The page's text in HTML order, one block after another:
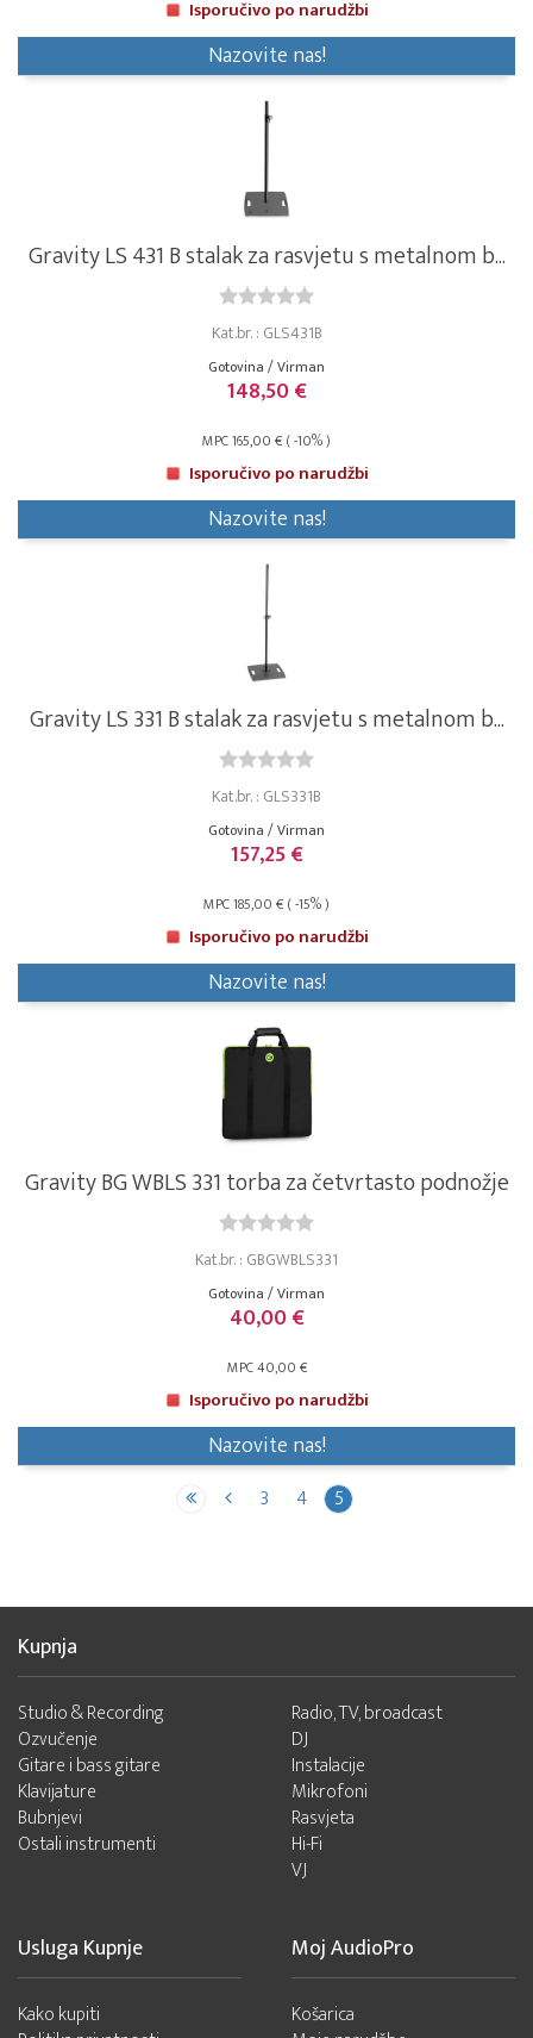
Isporučivo po narudžbi
Nazovite nas!
Gravity LS 431 B stalak za rasvjetu s metalnom b...
Kat.br. : GLS431B
Gotovina / Virman
148,50 €
MPC 165,00 € ( -10% )
Isporučivo po narudžbi
Nazovite nas!
Gravity LS 331 B stalak za rasvjetu s metalnom b...
Kat.br. : GLS331B
Gotovina / Virman
157,25 €
MPC 185,00 € ( -15% )
Isporučivo po narudžbi
Nazovite nas!
Gravity BG WBLS 331 torba za četvrtasto podnožje
Kat.br. : GBGWBLS331
Gotovina / Virman
40,00 €
MPC 40,00 €
Isporučivo po narudžbi
Nazovite nas!
3 4 5
Kupnja
Studio & Recording
Ozvučenje
Gitare i bass gitare
Klavijature
Bubnjevi
Ostali instrumenti
Radio, TV, broadcast
DJ
Instalacije
Mikrofoni
Rasvjeta
Hi-Fi
VJ
Usluga Kupnje
Kako kupiti
Moj AudioPro
Košarica